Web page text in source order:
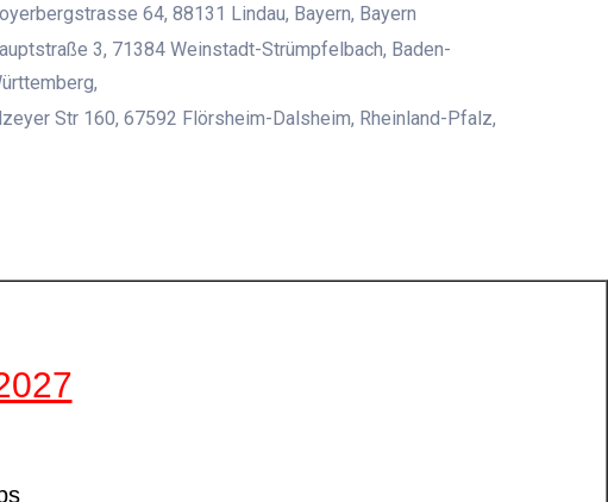
64, 88131 Lindau, Bayern, Bayern
3, 71384 Weinstadt-Strümpfelbach, Baden-
Str 160, 67592 Flörsheim-Dalsheim, Rheinland-Pfalz,